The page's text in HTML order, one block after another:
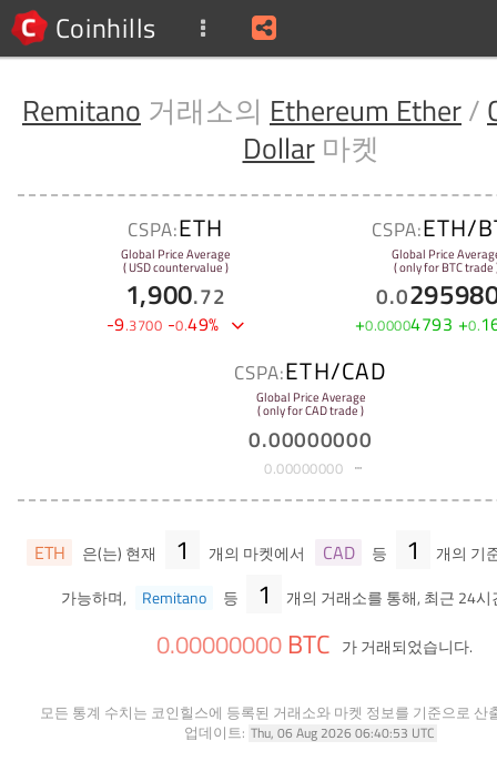
Coinhills
Remitano 거래소의 Ethereum Ether/
Dollar마켓
CSPA:ETH
Global Price Average
( USD countervalue )
1,900.72
-9.3700 -0.49%
CSPA:ETH/
Global Price
( only for BTC trade
0.0
+0.00004793 +0.
CSPA:ETH/CAD
Global Price Average
( only for CAD trade )
0.00000000
0.00000000
ETH 은(는) 현재 1 개의 마켓에서 CAD 등 1
개의 기
가능하며,
Remitano 등 1 개의 거래소를 통해, 최근 24
0.00000000 BTC 가 거래되었습니다.
모든 통계 수치는 코인힐스에 등록된 거래소와 마켓 정보를 기준으로 산
업데이트: Thu, 06 Aug 2026 06:40:53 UTC